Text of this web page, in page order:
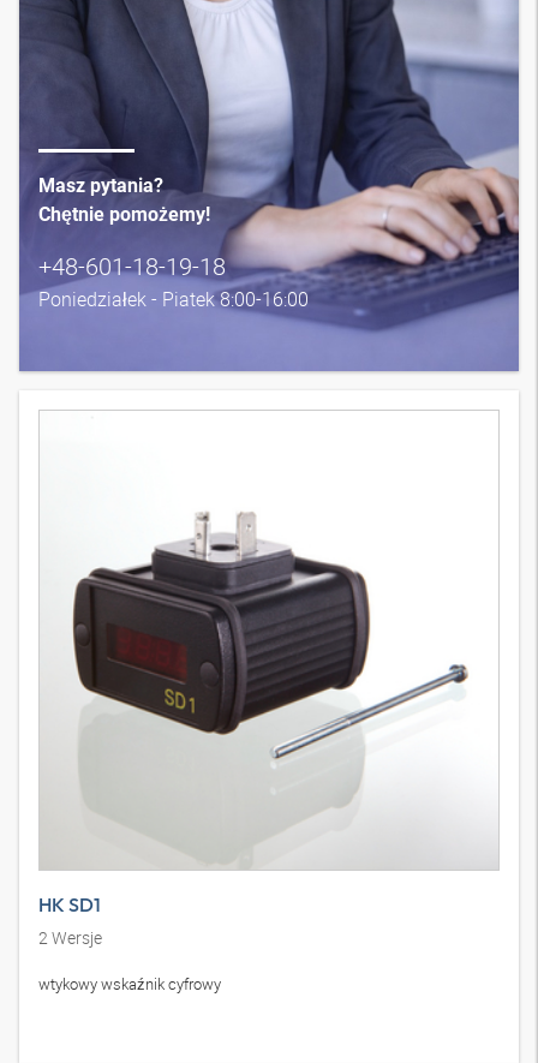
Masz pytania?
Chętnie pomożemy!
+48-601-18-19-18
Poniedziałek - Piatek 8:00-16:00
HK SD1
2Wersje
wtykowy wskaźnik cyfrowy